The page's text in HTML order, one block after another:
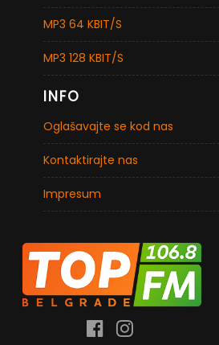
MP3 64 KBIT/S
MP3 128 KBIT/S
INFO
Oglašavajte se kod nas
Kontaktirajte nas
Impresum